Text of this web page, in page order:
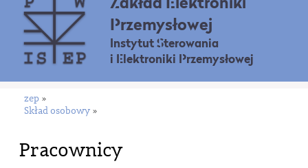
Przemysłowej
Instytut Sterowania
i Elektroniki Przemysłowej
zep »
Skład osobowy »
Pracownicy